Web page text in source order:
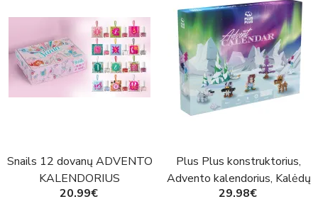
Snails 12 dovanų ADVENTO
KALENDORIUS
20.99€
Plus Plus konstruktorius,
Advento kalendorius, Kalėdų
Senelio nuotykiai po Šiaurės
29.98€